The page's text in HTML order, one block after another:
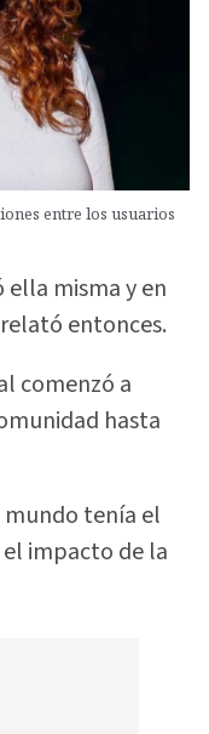
entre los usuarios
ella misma y en
entonces.
comenzó a
hasta
mundo tenía el
impacto de la